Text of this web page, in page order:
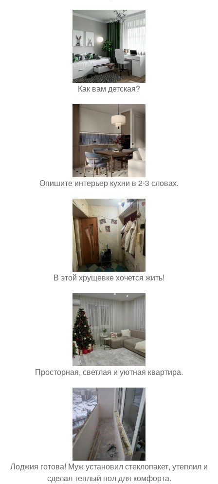
Как вам детская?
Опишите интерьер кухни в 2-3 словах.
В этой хрущевке хочется жить!
Просторная, светлая и уютная квартира.
Лоджия готова! Муж установил стеклопакет, утеплил и
сделал теплый пол для комфорта.